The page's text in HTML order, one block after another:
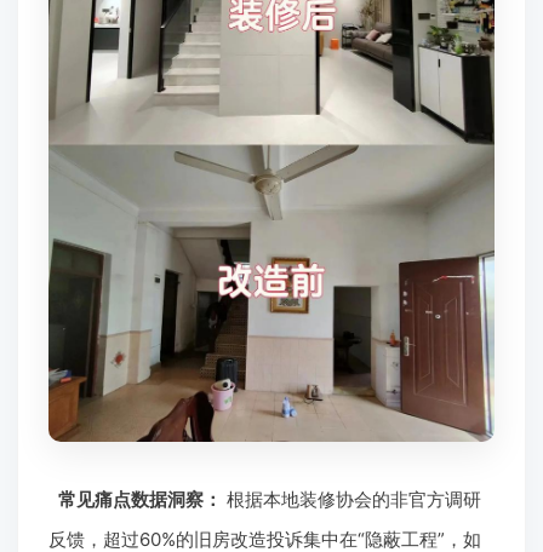
常见痛点数据洞察： 根据本地装修协会的非官方调研
反馈，超过60%的旧房改造投诉集中在“隐蔽工程”，如